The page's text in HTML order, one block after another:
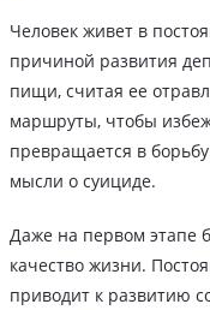
Человек живет в
причиной развития
пищи, считая ее
маршруты, чтобы
превращается в
мысли о суициде.
Даже на первом этапе
качество жизни.
приводит к развитию